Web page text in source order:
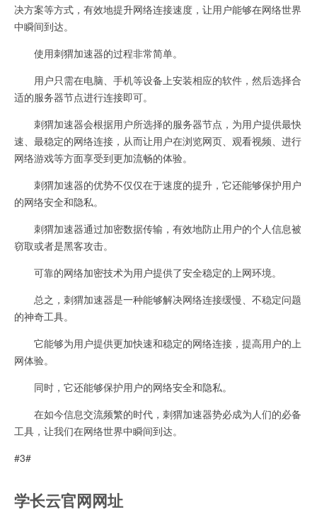
决方案等方式，有效地提升网络连接速度，让用户能够在网络世界
中瞬间到达。
使用刺猬加速器的过程非常简单。
用户只需在电脑、手机等设备上安装相应的软件，然后选择合
适的服务器节点进行连接即可。
刺猬加速器会根据用户所选择的服务器节点，为用户提供最快
速、最稳定的网络连接，从而让用户在浏览网页、观看视频、进行
网络游戏等方面享受到更加流畅的体验。
刺猬加速器的优势不仅仅在于速度的提升，它还能够保护用户
的网络安全和隐私。
刺猬加速器通过加密数据传输，有效地防止用户的个人信息被
窃取或者是黑客攻击。
可靠的网络加密技术为用户提供了安全稳定的上网环境。
总之，刺猬加速器是一种能够解决网络连接缓慢、不稳定问题
的神奇工具。
它能够为用户提供更加快速和稳定的网络连接，提高用户的上
网体验。
同时，它还能够保护用户的网络安全和隐私。
在如今信息交流频繁的时代，刺猬加速器势必成为人们的必备
工具，让我们在网络世界中瞬间到达。
#3#
学长云官网网址